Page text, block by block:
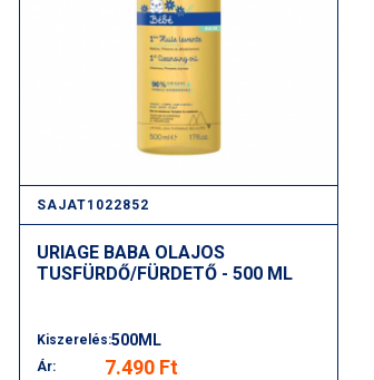
SAJAT1022852
URIAGE BABA OLAJOS
TUSFÜRDŐ/FÜRDETŐ - 500 ML
Kiszerelés:500ML
Ár:
7.490 Ft